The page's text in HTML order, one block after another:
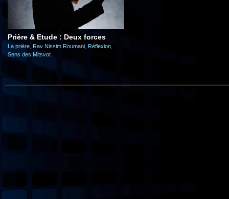
Prière & Etude : Deux forces
La prière Rav Nissim Roumani Réflexion
Sens des Mitsvot